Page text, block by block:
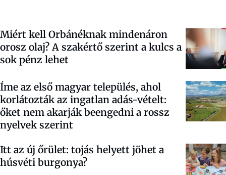
Miért kell Orbánéknak mindenáron
orosz olaj? A szakértő szerint a kulcs a
sok pénz lehet
Íme az első magyar település, ahol
korlátozták az ingatlan adás-vételt:
őket nem akarják beengedni a rossz
nyelvek szerint
Itt az új őrület: tojás helyett jöhet a
húsvéti burgonya?